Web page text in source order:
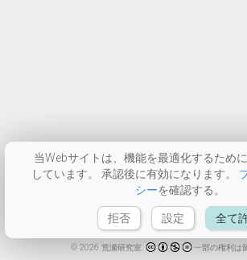
© 2026 荒瀬研究室. 一部の権利は
当Webサイトは、機能を最適化するため
しています。 承認後に有効になります。
シーを確認する。
拒否 設定 全て